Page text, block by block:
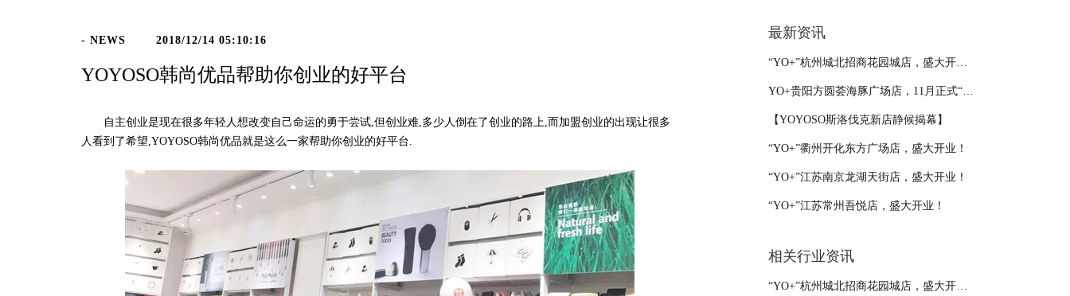
- NEWS 2018/12/14 05:10:16
YOYOSO韩尚优品帮助你创业的好平台
自主创业是现在很多年轻人想改变自己命运的勇于尝试,但创业难,多少人倒在了创业的路上,而加盟创业的出现让很多
人看到了希望,YOYOSO韩尚优品就是这么一家帮助你创业的好平台.
最新资讯
“YO+”杭州城北招商花园城店，盛大开业！
YO+贵阳方圆荟海豚广场店，11月正式“开闸放鱼”！
【YOYOSO斯洛伐克新店静候揭幕】
“YO+”衢州开化东方广场店，盛大开业！
“YO+”江苏南京龙湖天街店，盛大开业！
“YO+”江苏常州吾悦店，盛大开业！
相关行业资讯
“YO+”杭州城北招商花园城店，盛大开业！